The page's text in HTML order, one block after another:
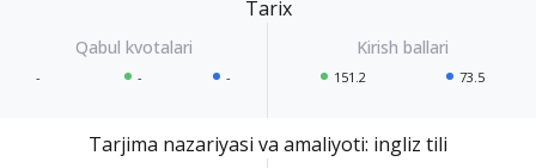
Tarix
- - - 151.2 73.5
Tarjima nazariyasi va amaliyoti: ingliz tili